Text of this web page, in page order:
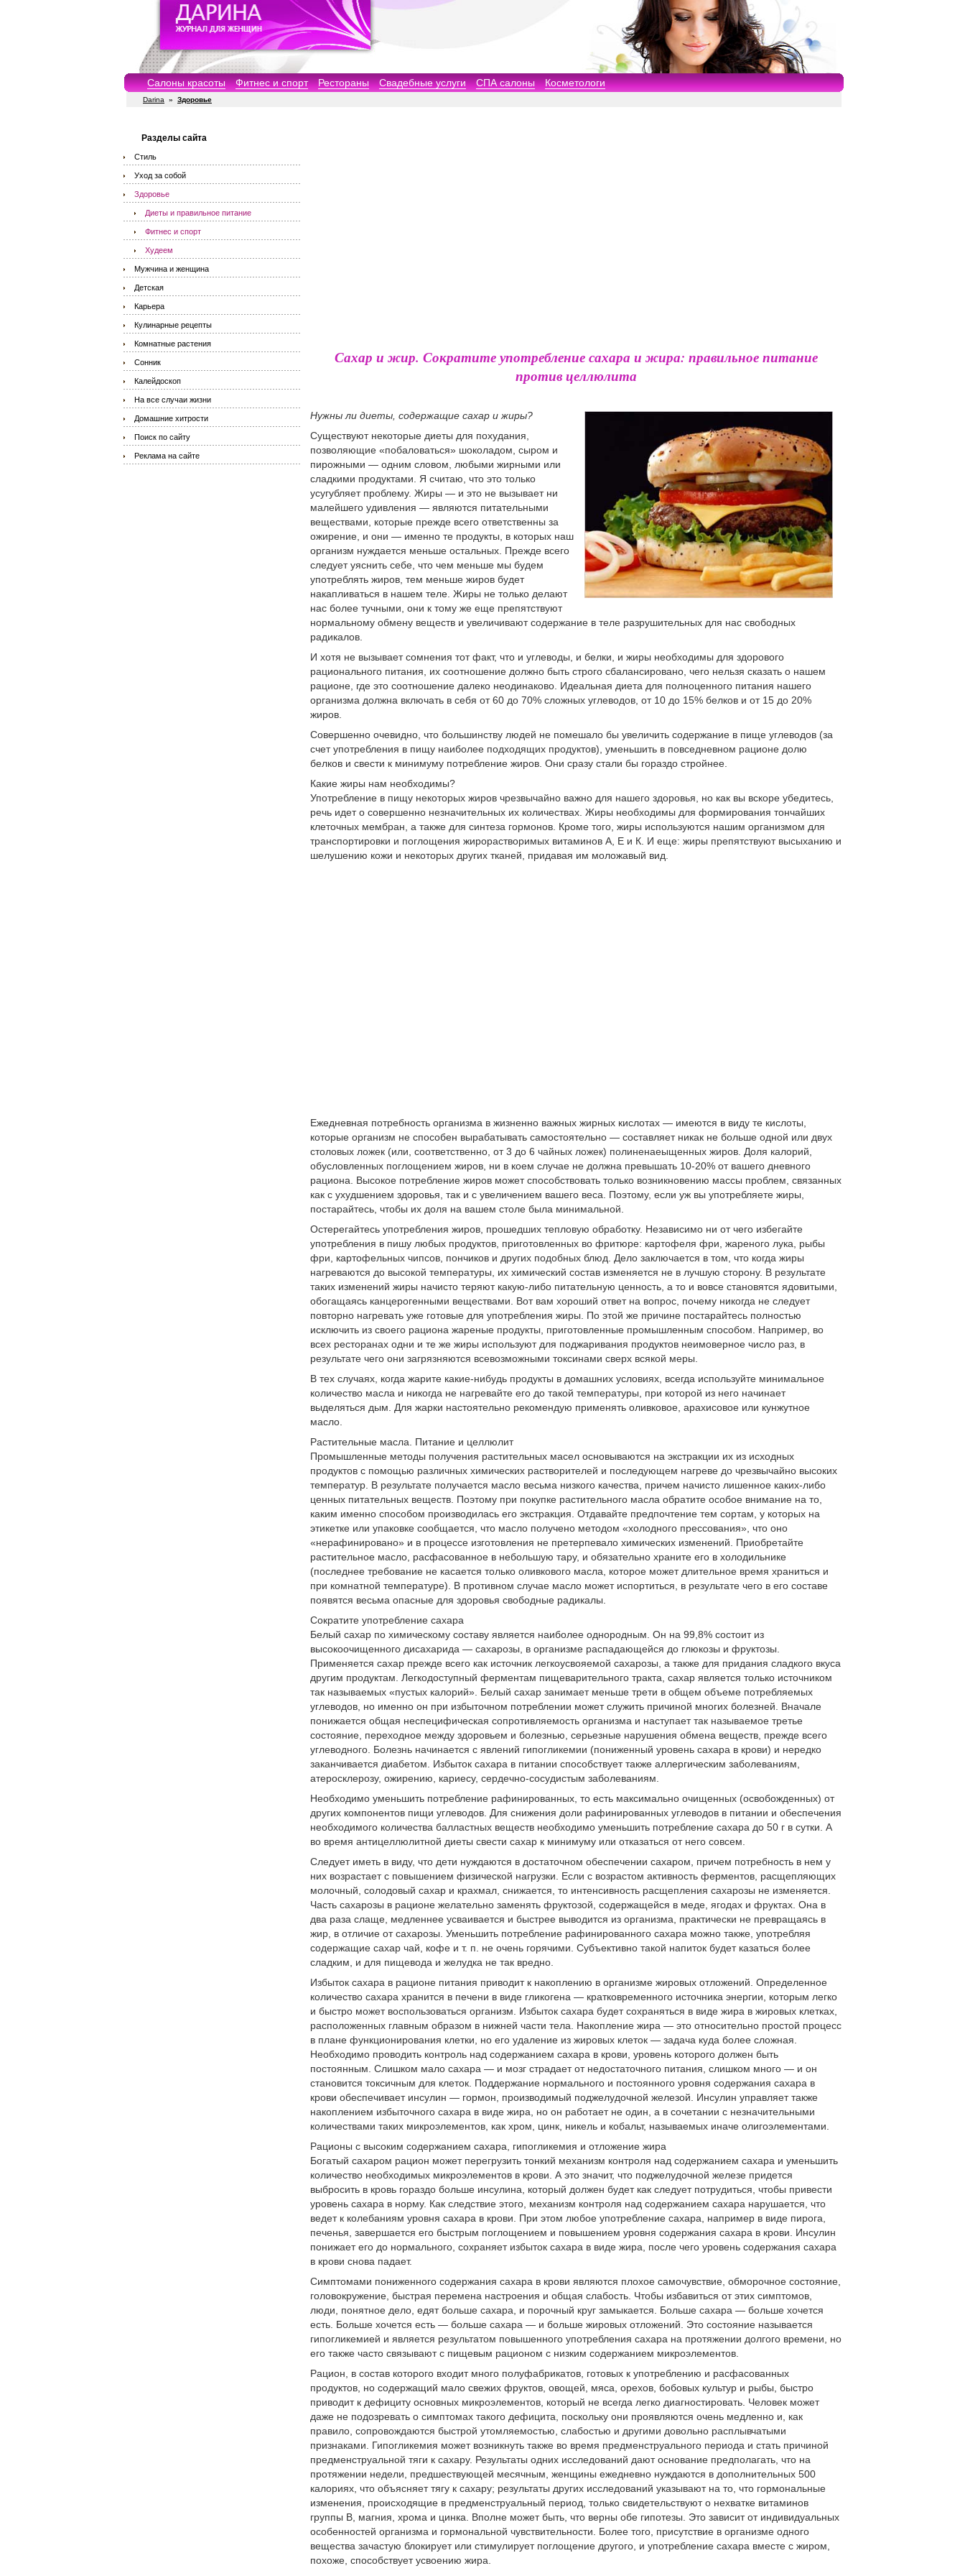
Салоны красоты Фитнес и спорт Рестораны Свадебные услуги СПА салоны Косметологи
Darina » Здоровье
Разделы сайта
Стиль
Уход за собой
Здоровье
Диеты и правильное питание
Фитнес и спорт
Худеем
Мужчина и женщина
Детская
Карьера
Кулинарные рецепты
Комнатные растения
Сонник
Калейдоскоп
На все случаи жизни
Домашние хитрости
Поиск по сайту
Реклама на сайте
Сахар и жир. Сократите употребление сахара и жира: правильное питание
против целлюлита
Нужны ли диеты, содержащие сахар и жиры?
Существуют некоторые диеты для похудания,
позволяющие «побаловаться» шоколадом, сыром и
пирожными — одним словом, любыми жирными или
сладкими продуктами. Я считаю, что это только
усугубляет проблему. Жиры — и это не вызывает ни
малейшего удивления — являются питательными
веществами, которые прежде всего ответственны за
ожирение, и они — именно те продукты, в которых наш
организм нуждается меньше остальных. Прежде всего
следует уяснить себе, что чем меньше мы будем
употреблять жиров, тем меньше жиров будет
накапливаться в нашем теле. Жиры не только делают
нас более тучными, они к тому же еще препятствуют
нормальному обмену веществ и увеличивают содержание в теле разрушительных для нас свободных
радикалов.
И хотя не вызывает сомнения тот факт, что и углеводы, и белки, и жиры необходимы для здорового
рационального питания, их соотношение должно быть строго сбалансировано, чего нельзя сказать о нашем
рационе, где это соотношение далеко неодинаково. Идеальная диета для полноценного питания нашего
организма должна включать в себя от 60 до 70% сложных углеводов, от 10 до 15% белков и от 15 до 20%
жиров.
Совершенно очевидно, что большинству людей не помешало бы увеличить содержание в пище углеводов (за
счет употребления в пищу наиболее подходящих продуктов), уменьшить в повседневном рационе долю
белков и свести к минимуму потребление жиров. Они сразу стали бы гораздо стройнее.
Какие жиры нам необходимы?
Употребление в пищу некоторых жиров чрезвычайно важно для нашего здоровья, но как вы вскоре убедитесь,
речь идет о совершенно незначительных их количествах. Жиры необходимы для формирования тончайших
клеточных мембран, а также для синтеза гормонов. Кроме того, жиры используются нашим организмом для
транспортировки и поглощения жирорастворимых витаминов А, Е и К. И еще: жиры препятствуют высыханию и
шелушению кожи и некоторых других тканей, придавая им моложавый вид.
Ежедневная потребность организма в жизненно важных жирных кислотах — имеются в виду те кислоты,
которые организм не способен вырабатывать самостоятельно — составляет никак не больше одной или двух
столовых ложек (или, соответственно, от 3 до 6 чайных ложек) полиненаеыщенных жиров. Доля калорий,
обусловленных поглощением жиров, ни в коем случае не должна превышать 10-20% от вашего дневного
рациона. Высокое потребление жиров может способствовать только возникновению массы проблем, связанных
как с ухудшением здоровья, так и с увеличением вашего веса. Поэтому, если уж вы употребляете жиры,
постарайтесь, чтобы их доля на вашем столе была минимальной.
Остерегайтесь употребления жиров, прошедших тепловую обработку. Независимо ни от чего избегайте
употребления в пишу любых продуктов, приготовленных во фритюре: картофеля фри, жареного лука, рыбы
фри, картофельных чипсов, пончиков и других подобных блюд. Дело заключается в том, что когда жиры
нагреваются до высокой температуры, их химический состав изменяется не в лучшую сторону. В результате
таких изменений жиры начисто теряют какую-либо питательную ценность, а то и вовсе становятся ядовитыми,
обогащаясь канцерогенными веществами. Вот вам хороший ответ на вопрос, почему никогда не следует
повторно нагревать уже готовые для употребления жиры. По этой же причине постарайтесь полностью
исключить из своего рациона жареные продукты, приготовленные промышленным способом. Например, во
всех ресторанах одни и те же жиры используют для поджаривания продуктов неимоверное число раз, в
результате чего они загрязняются всевозможными токсинами сверх всякой меры.
В тех случаях, когда жарите какие-нибудь продукты в домашних условиях, всегда используйте минимальное
количество масла и никогда не нагревайте его до такой температуры, при которой из него начинает
выделяться дым. Для жарки настоятельно рекомендую применять оливковое, арахисовое или кунжутное
масло.
Растительные масла. Питание и целлюлит
Промышленные методы получения растительных масел основываются на экстракции их из исходных
продуктов с помощью различных химических растворителей и последующем нагреве до чрезвычайно высоких
температур. В результате получается масло весьма низкого качества, причем начисто лишенное каких-либо
ценных питательных веществ. Поэтому при покупке растительного масла обратите особое внимание на то,
каким именно способом производилась его экстракция. Отдавайте предпочтение тем сортам, у которых на
этикетке или упаковке сообщается, что масло получено методом «холодного прессования», что оно
«нерафинировано» и в процессе изготовления не претерпевало химических изменений. Приобретайте
растительное масло, расфасованное в небольшую тару, и обязательно храните его в холодильнике
(последнее требование не касается только оливкового масла, которое может длительное время храниться и
при комнатной температуре). В противном случае масло может испортиться, в результате чего в его составе
появятся весьма опасные для здоровья свободные радикалы.
Сократите употребление сахара
Белый сахар по химическому составу является наиболее однородным. Он на 99,8% состоит из
высокоочищенного дисахарида — сахарозы, в организме распадающейся до глюкозы и фруктозы.
Применяется сахар прежде всего как источник легкоусвояемой сахарозы, а также для придания сладкого вкуса
другим продуктам. Легкодоступный ферментам пищеварительного тракта, сахар является только источником
так называемых «пустых калорий». Белый сахар занимает меньше трети в общем объеме потребляемых
углеводов, но именно он при избыточном потреблении может служить причиной многих болезней. Вначале
понижается общая неспецифическая сопротивляемость организма и наступает так называемое третье
состояние, переходное между здоровьем и болезнью, серьезные нарушения обмена веществ, прежде всего
углеводного. Болезнь начинается с явлений гипогликемии (пониженный уровень сахара в крови) и нередко
заканчивается диабетом. Избыток сахара в питании способствует также аллергическим заболеваниям,
атеросклерозу, ожирению, кариесу, сердечно-сосудистым заболеваниям.
Необходимо уменьшить потребление рафинированных, то есть максимально очищенных (освобожденных) от
других компонентов пищи углеводов. Для снижения доли рафинированных углеводов в питании и обеспечения
необходимого количества балластных веществ необходимо уменьшить потребление сахара до 50 г в сутки. А
во время антицеллюлитной диеты свести сахар к минимуму или отказаться от него совсем.
Следует иметь в виду, что дети нуждаются в достаточном обеспечении сахаром, причем потребность в нем у
них возрастает с повышением физической нагрузки. Если с возрастом активность ферментов, расщепляющих
молочный, солодовый сахар и крахмал, снижается, то интенсивность расщепления сахарозы не изменяется.
Часть сахарозы в рационе желательно заменять фруктозой, содержащейся в меде, ягодах и фруктах. Она в
два раза слаще, медленнее усваивается и быстрее выводится из организма, практически не превращаясь в
жир, в отличие от сахарозы. Уменьшить потребление рафинированного сахара можно также, употребляя
содержащие сахар чай, кофе и т. п. не очень горячими. Субъективно такой напиток будет казаться более
сладким, и для пищевода и желудка не так вредно.
Избыток сахара в рационе питания приводит к накоплению в организме жировых отложений. Определенное
количество сахара хранится в печени в виде гликогена — кратковременного источника энергии, которым легко
и быстро может воспользоваться организм. Избыток сахара будет сохраняться в виде жира в жировых клетках,
расположенных главным образом в нижней части тела. Накопление жира — это относительно простой процесс
в плане функционирования клетки, но его удаление из жировых клеток — задача куда более сложная.
Необходимо проводить контроль над содержанием сахара в крови, уровень которого должен быть
постоянным. Слишком мало сахара — и мозг страдает от недостаточного питания, слишком много — и он
становится токсичным для клеток. Поддержание нормального и постоянного уровня содержания сахара в
крови обеспечивает инсулин — гормон, производимый поджелудочной железой. Инсулин управляет также
накоплением избыточного сахара в виде жира, но он работает не один, а в сочетании с незначительными
количествами таких микроэлементов, как хром, цинк, никель и кобальт, называемых иначе олигоэлементами.
Рационы с высоким содержанием сахара, гипогликемия и отложение жира
Богатый сахаром рацион может перегрузить тонкий механизм контроля над содержанием сахара и уменьшить
количество необходимых микроэлементов в крови. А это значит, что поджелудочной железе придется
выбросить в кровь гораздо больше инсулина, который должен будет как следует потрудиться, чтобы привести
уровень сахара в норму. Как следствие этого, механизм контроля над содержанием сахара нарушается, что
ведет к колебаниям уровня сахара в крови. При этом любое употребление сахара, например в виде пирога,
печенья, завершается его быстрым поглощением и повышением уровня содержания сахара в крови. Инсулин
понижает его до нормального, сохраняет избыток сахара в виде жира, после чего уровень содержания сахара
в крови снова падает.
Симптомами пониженного содержания сахара в крови являются плохое самочувствие, обморочное состояние,
головокружение, быстрая перемена настроения и общая слабость. Чтобы избавиться от этих симптомов,
люди, понятное дело, едят больше сахара, и порочный круг замыкается. Больше сахара — больше хочется
есть. Больше хочется есть — больше сахара — и больше жировых отложений. Это состояние называется
гипогликемией и является результатом повышенного употребления сахара на протяжении долгого времени, но
его также часто связывают с пищевым рационом с низким содержанием микроэлементов.
Рацион, в состав которого входит много полуфабрикатов, готовых к употреблению и расфасованных
продуктов, но содержащий мало свежих фруктов, овощей, мяса, орехов, бобовых культур и рыбы, быстро
приводит к дефициту основных микроэлементов, который не всегда легко диагностировать. Человек может
даже не подозревать о симптомах такого дефицита, поскольку они проявляются очень медленно и, как
правило, сопровождаются быстрой утомляемостью, слабостью и другими довольно расплывчатыми
признаками. Гипогликемия может возникнуть также во время предменструального периода и стать причиной
предменструальной тяги к сахару. Результаты одних исследований дают основание предполагать, что на
протяжении недели, предшествующей месячным, женщины ежедневно нуждаются в дополнительных 500
калориях, что объясняет тягу к сахару; результаты других исследований указывают на то, что гормональные
изменения, происходящие в предменструальный период, только свидетельствуют о нехватке витаминов
группы В, магния, хрома и цинка. Вполне может быть, что верны обе гипотезы. Это зависит от индивидуальных
особенностей организма и гормональной чувствительности. Более того, присутствие в организме одного
вещества зачастую блокирует или стимулирует поглощение другого, и употребление сахара вместе с жиром,
похоже, способствует усвоению жира.